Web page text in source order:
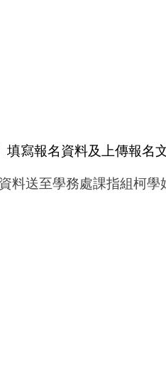
寫報名資料及上傳報名
料送至學務處課指組柯學